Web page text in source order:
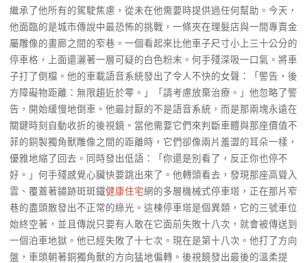
繼承了他所有的駕駛焦慮，從未在他需要時提供過任何幫助。今天，
他面臨的是城市傳說中最恐怖的挑戰，一條夾在理髮店與一間專賣金
屬雕像的畫廊之間的窄巷。一個看起來比他車子尺寸小上三十公分的
停車格，上面還灑著一層可疑的白色粉末。何手殘深吸一口氣。將車
子打了倒檔。他的車載語音系統發出了令人不快的女聲：「警告，後
方障礙物距離：無限趨近於零。」「請考慮放棄治療。」他忽略了警
告，開始緩慢地倒車。他最討厭的不是語音系統，而是那兩塊永遠在
關鍵時刻自動收折的後視鏡。當他需要它們來判斷車體與那座價值不
菲的銅製獨角獸雕像之間的距離時，它們卻像兩片羞澀的耳朵一樣，
優雅地縮了回去。同時發出低語：「你還是別看了，反正你也停不
好。」何手殘感覺心臟快要跳出來了。他轉頭看去，發現那座高聳入
雲、覆蓋著鏽跡斑斑鐵健康住宅網的多層機械式停車塔，正在那片窄
巷的盡頭散發出不正常的綠光。這棟停車塔是個異類，它的三號車位
始終空著，並且傳說只要有人敢在它面前失敗十八次，就會被傳送到
一個泊車地獄。他已經失敗了十七次。現在是第十八次。他打了方向
盤，車頭朝著銅獨角獸的方向猛地偏轉。後視鏡發出最後的溫柔提